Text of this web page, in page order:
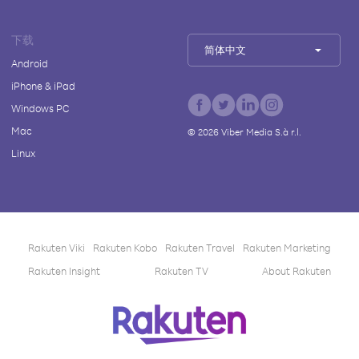
下载
Android
iPhone & iPad
Windows PC
Mac
Linux
简体中文
© 2026Viber Media S.à r.l.
Rakuten Viki Rakuten Kobo Rakuten Travel
Rakuten Marketing
Rakuten Insight
Rakuten TV About Rakuten